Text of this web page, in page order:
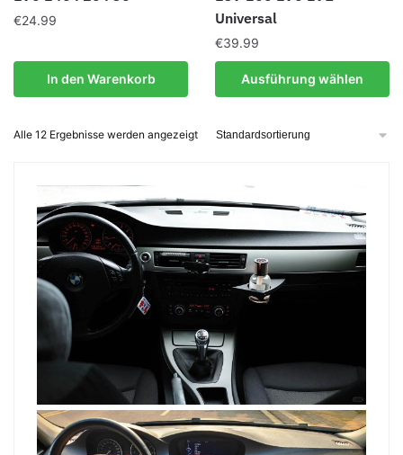
€24.99
In den Warenkorb
Universal
€39.99
Ausführung wählen
Dieses
Produkt
mehrere
Die
Optionen
können
auf
der
Produktseite
gewählt
werden
Alle 12 Ergebnisse werden angezeigt